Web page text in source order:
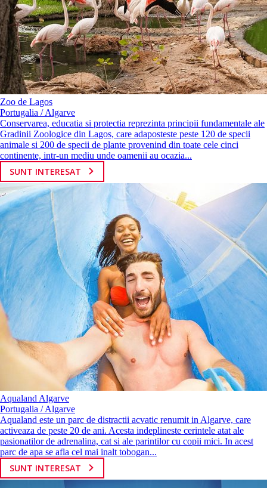
Zoo de Lagos
Portugalia / Algarve
Conservarea, educatia si protectia reprezinta principii fundamentale ale
Gradinii Zoologice din Lagos, care adaposteste peste 120 de specii
animale si 200 de specii de plante provenind din toate cele cinci
continente, intr-un mediu unde oamenii au ocazia...
SUNT INTERESAT
Aqualand Algarve
Portugalia / Algarve
Aqualand este un parc de distractii acvatic renumit in Algarve, care
activeaza de peste 20 de ani. Acesta indeplineste cerintele atat ale
pasionatilor de adrenalina, cat si ale parintilor cu copii mici. In acest
parc de apa se afla cel mai inalt tobogan...
SUNT INTERESAT